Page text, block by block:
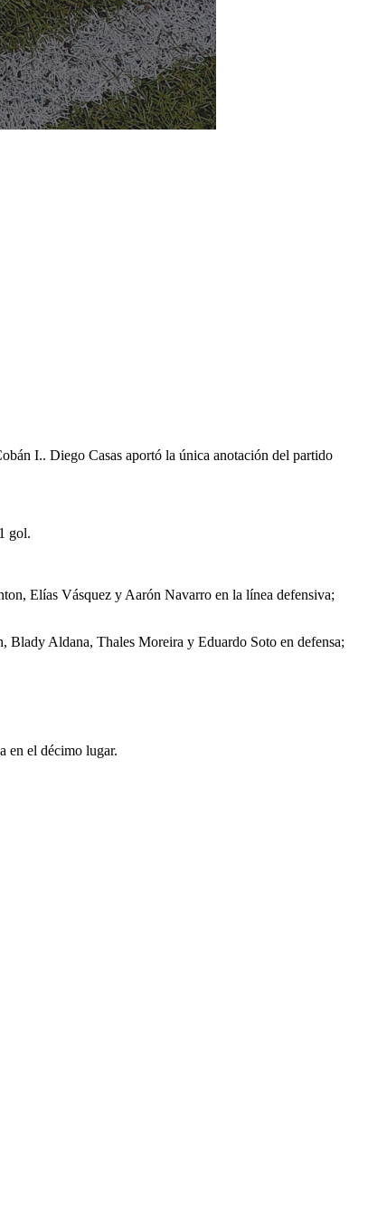
I.. Diego Casas aportó la única anotación del partido
gol.
Elías Vásquez y Aarón Navarro en la línea defensiva;
Blady Aldana, Thales Moreira y Eduardo Soto en defensa;
en el décimo lugar.